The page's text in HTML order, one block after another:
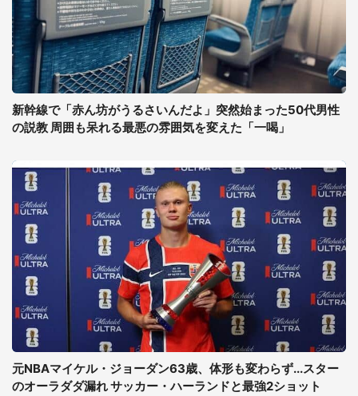
新幹線で「赤ん坊がうるさいんだよ」突然始まった50代男性
の説教 周囲も呆れる最悪の雰囲気を変えた「一喝」
元NBAマイケル・ジョーダン63歳、体形も変わらず...スター
のオーラダダ漏れ サッカー・ハーランドと最強2ショット